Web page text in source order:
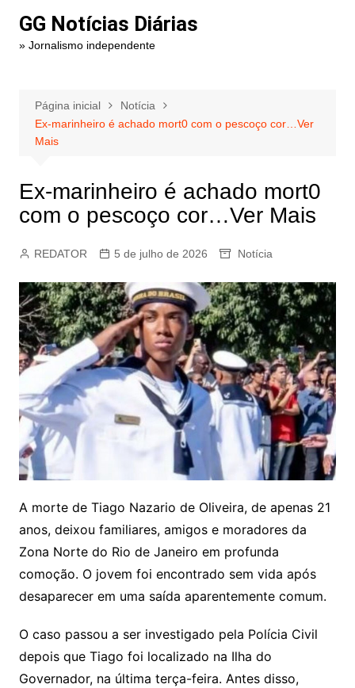
paraGG Notícias Diárias
» Jornalismo independente
Página inicial
Notícia
Ex-marinheiro é achado mort0 com o pescoço cor…Ver
Mais
Ex-marinheiro é achado mort0
com o pescoço cor…Ver Mais
REDATOR 5 de julho de 2026 Notícia
A morte de Tiago Nazario de Oliveira, de apenas 21
anos, deixou familiares, amigos e moradores da
Zona Norte do Rio de Janeiro em profunda
comoção. O jovem foi encontrado sem vida após
desaparecer em uma saída aparentemente comum.
O caso passou a ser investigado pela Polícia Civil
depois que Tiago foi localizado na Ilha do
Governador, na última terça-feira. Antes disso,